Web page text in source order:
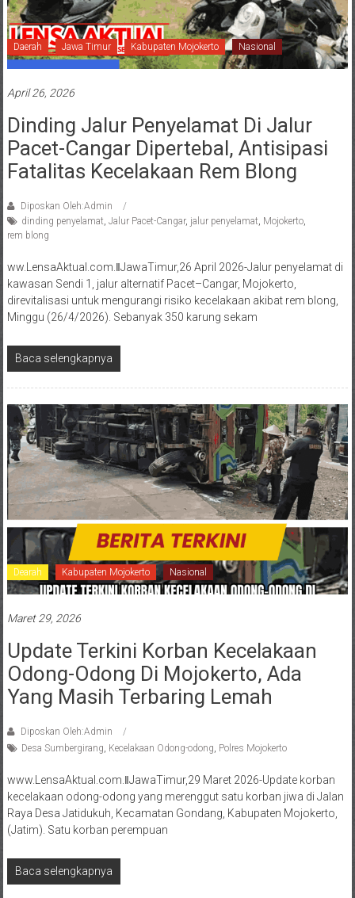
Daerah Jawa Timur Kabupaten Mojokerto Nasional
April 26, 2026
Dinding Jalur Penyelamat Di Jalur
Pacet-Cangar Dipertebal, Antisipasi
Fatalitas Kecelakaan Rem Blong
Diposkan Oleh:Admin
dinding penyelamat Jalur Pacet-Cangar, jalur penyelamat Mojokerto,
rem blong
ww.LensaAktual.com.ǁJawaTimur,26 April 2026-Jalur penyelamat di
kawasan Sendi 1, jalur alternatif Pacet–Cangar, Mojokerto,
direvitalisasi untuk mengurangi risiko kecelakaan akibat rem blong,
Minggu (26/4/2026). Sebanyak 350 karung sekam
Baca selengkapnya
Dearah Kabupaten Mojokerto Nasional
Maret 29, 2026
Update Terkini Korban Kecelakaan
Odong-Odong Di Mojokerto, Ada
Yang Masih Terbaring Lemah
Diposkan Oleh:Admin
Desa Sumbergirang, Kecelakaan Odong-odong, Polres Mojokerto
www.LensaAktual.com.ǁJawaTimur,29 Maret 2026-Update korban
kecelakaan odong-odong yang merenggut satu korban jiwa di Jalan
Raya Desa Jatidukuh, Kecamatan Gondang, Kabupaten Mojokerto,
(Jatim). Satu korban perempuan
Baca selengkapnya